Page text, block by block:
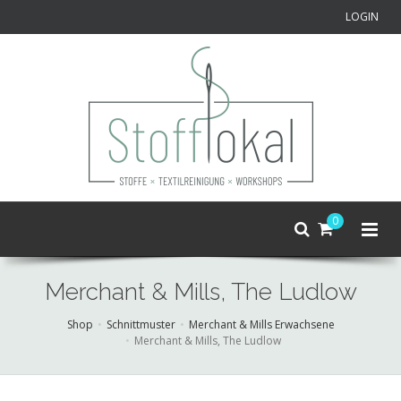
LOGIN
0
Merchant & Mills, The Ludlow
Shop Schnittmuster
Merchant & Mills Erwachsene
Merchant & Mills, The Ludlow